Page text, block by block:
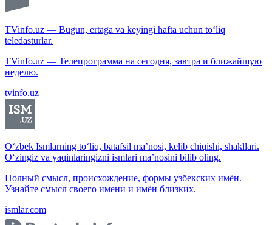
TVinfo.uz — Bugun, ertaga va keyingi hafta uchun to‘liq
teledasturlar.
TVinfo.uz — Телепрограмма на сегодня, завтра и ближайшую
неделю.
tvinfo.uz
O‘zbek Ismlarning to‘liq, batafsil ma’nosi, kelib chiqishi, shakllari.
O‘zingiz va yaqinlaringizni ismlari ma’nosini bilib oling.
Полный смысл, происхождение, формы узбекских имён.
Узнайте смысл своего имени и имён близких.
ismlar.com